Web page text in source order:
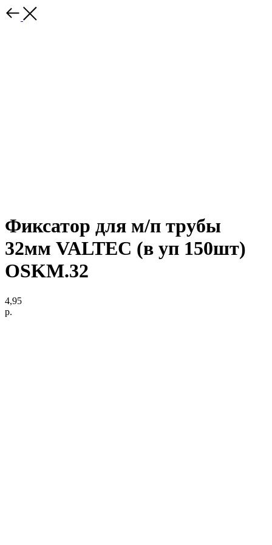
Фиксатор для м/п трубы
32мм VALTEC (в уп 150шт)
OSKM.32
4,95
р.